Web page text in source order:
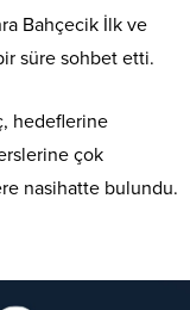
Bahçecik İlk ve
süre sohbet etti.
hedeflerine
çok
nasihatte bulundu.